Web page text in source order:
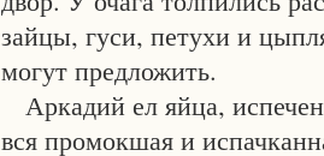
зайцы, гуси, петухи и
могут предложить.
Аркадий ел яйца,
вся промокшая и